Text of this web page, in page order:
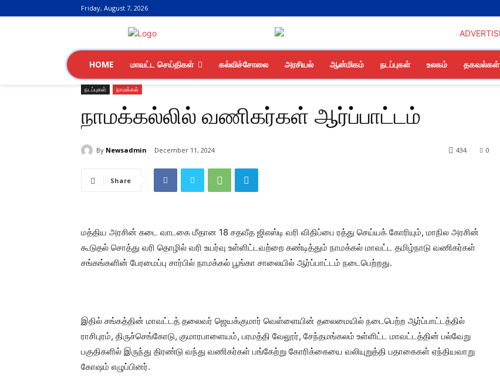
Friday, August 7, 2026
HOME மாவட்ட செய்திகள் கல்விச்சோலை அரசியல் ஆன்மிகம் நடப்புகள் உலகம் தகவல்கள்
நடப்புகள் நாமக்கல்
நாமக்கல்லில் வணிகர்கள் ஆர்ப்பாட்டம்
By Newsadmin December 11, 2024 0
434
Share
மத்திய அரசின் கடை வாடகை மீதான 18 சதவீத ஜிஎஸ்டி வரி விதிப்பை ரத்து செய்யக் கோரியும், மாநில அரசின்
கூடுதல் சொத்து வரி தொழில் வரி உயர்வு உள்ளிட்டவற்றை கண்டித்தும் நாமக்கல் மாவட்ட தமிழ்நாடு வணிகர்கள்
சங்கங்களின் பேரமைப்பு சார்பில் நாமக்கல் பூங்கா சாலையில் ஆர்ப்பாட்டம் நடைபெற்றது.
இதில் சங்கத்தின் மாவட்டத் தலைவர் ஜெயக்குமார் வெள்ளையின் தலைமையில் நடைபெற்ற ஆர்ப்பாட்டத்தில்
ராசிபுரம், திருச்செங்கோடு, குமாரபாளையம், பரமத்தி வேலூர், சேந்தமங்கலம் உள்ளிட்ட மாவட்டத்தின் பல்வேறு
பகுதிகளில் இருந்து திரண்டு வந்து வணிகர்கள் பங்கேற்று கோரிக்கையை வலியுறுத்தி பதாகைகள் ஏந்தியவாறு
கோஷம் எழுப்பினர்.